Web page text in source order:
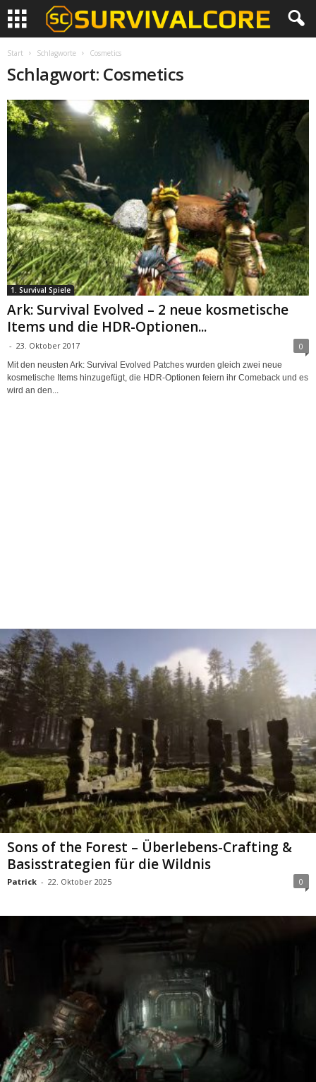
Start Schlagworte Cosmetics
Schlagwort: Cosmetics
1. Survival Spiele
Ark: Survival Evolved – 2 neue kosmetische
Items und die HDR-Optionen...
- 23. Oktober 2017 0
Mit den neusten Ark: Survival Evolved Patches wurden gleich zwei neue
kosmetische Items hinzugefügt, die HDR-Optionen feiern ihr Comeback und es
wird an den...
Sons of the Forest – Überlebens-Crafting &
Basisstrategien für die Wildnis
Patrick - 22. Oktober 2025 0